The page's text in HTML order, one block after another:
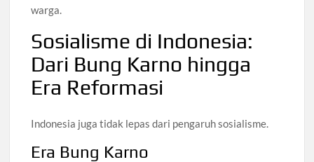
warga.
Sosialisme di Indonesia:
Dari Bung Karno hingga
Era Reformasi
Indonesia juga tidak lepas dari pengaruh sosialisme.
Era Bung Karno